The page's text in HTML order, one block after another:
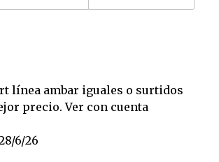
línea ambar iguales o surtidos
precio. Ver con cuenta
6/26